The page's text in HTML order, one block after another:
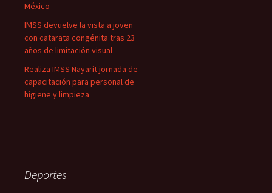
México
IMSS devuelve la vista a joven
con catarata congénita tras 23
años de limitación visual
Realiza IMSS Nayarit jornada de
capacitación para personal de
higiene y limpieza
Deportes